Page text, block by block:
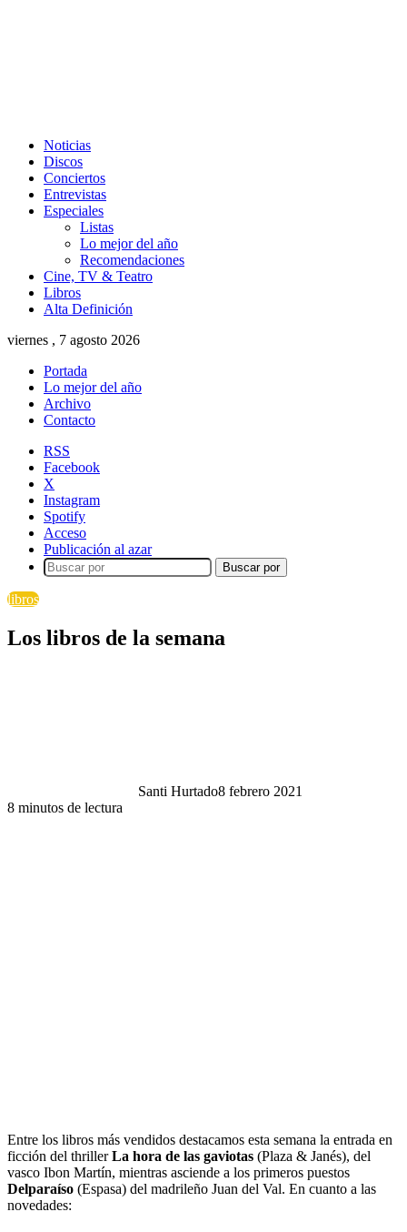
Noticias
Discos
Conciertos
Entrevistas
Especiales
Listas
Lo mejor del año
Recomendaciones
Cine, TV & Teatro
Libros
Alta Definición
viernes , 7 agosto 2026
Portada
Lo mejor del año
Archivo
Contacto
RSS
Facebook
X
Instagram
Spotify
Acceso
Publicación al azar
Buscar por
libros
Los libros de la semana
Santi Hurtado8 febrero 2021
8 minutos de lectura
Entre los libros más vendidos destacamos esta semana la entrada en
ficción del thrillerLa hora de las gaviotas (Plaza & Janés), del
vasco Ibon Martín, mientras asciende a los primeros puestos
Delparaíso (Espasa) del madrileño Juan del Val. En cuanto a las
novedades: